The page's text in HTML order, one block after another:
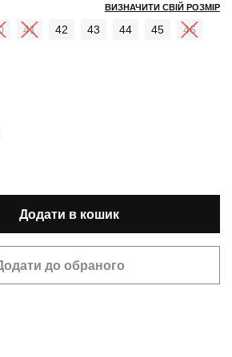
ВИЗНАЧИТИ СВІЙ РОЗМІР
41 42 43 44 45 46
Додати в кошик
до обраного